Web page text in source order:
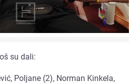
su dali:
Poljane (2), Norman Kinkela,